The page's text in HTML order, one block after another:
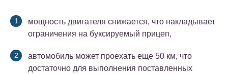
мощность двигателя снижается, что накладывает
ограничения на буксируемый прицеп,
автомобиль может проехать еще 50 км, что
достаточно для выполнения поставленных